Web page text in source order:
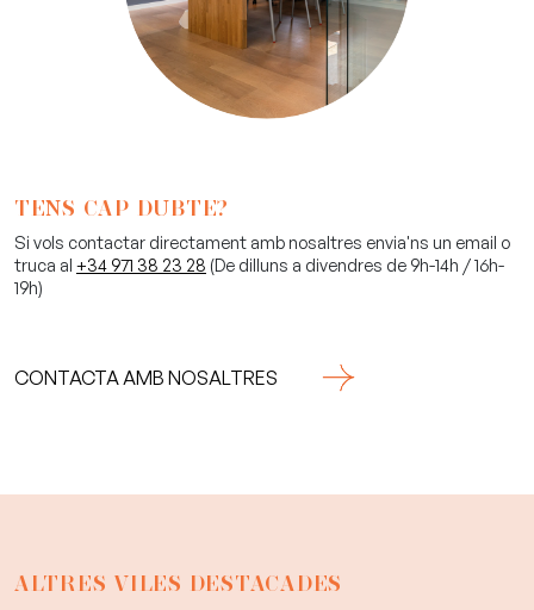
TENS CAP DUBTE?
Si vols contactar directament amb nosaltres envia'ns un email o
truca al +34 971 38 23 28 (De dilluns a divendres de 9h-14h / 16h-
19h)
CONTACTA AMB NOSALTRES
ALTRES VILES DESTACADES